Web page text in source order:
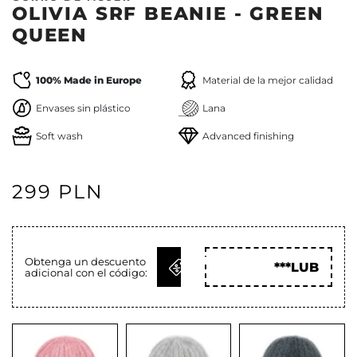
OLIVIA SRF BEANIE - GREEN
QUEEN
100% Made in Europe Material de la mejor calidad
Envases sin plástico Lana
Soft wash Advanced finishing
299 PLN
Obtenga un descuento
adicional con el código:
OBTENER
***LUB